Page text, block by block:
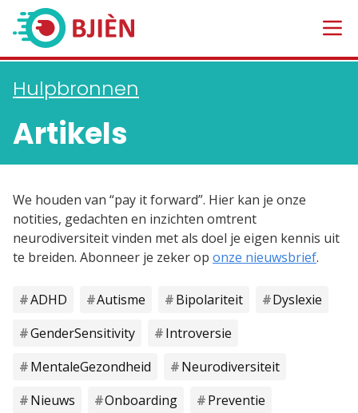
Hulpbronnen
Artikels
We houden van “pay it forward”. Hier kan je onze
notities, gedachten en inzichten omtrent
neurodiversiteit vinden met als doel je eigen kennis uit
te breiden. Abonneer je zeker op onze nieuwsbrief.
ADHD Autisme Bipolariteit
Dyslexie
Gender Sensitivity
Introversie
Mentale Gezondheid
Neurodiversiteit
Nieuws
Onboarding
Preventie